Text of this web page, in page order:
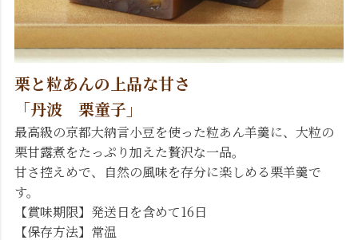
栗と粒あんの上品な甘さ
「丹波 栗童子」
最高級の京都大納言小豆を使った粒あん羊羹に、大粒の
栗甘露煮をたっぷり加えた贅沢な一品。
甘さ控えめで、自然の風味を存分に楽しめる栗羊羹で
す。
【賞味期限】発送日を含めて16日
【保存方法】常温